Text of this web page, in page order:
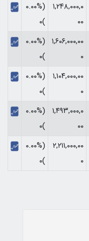
۱,۲۴۸,۰۰۰,۰
۰۰
(۰.۰۰%
)۰
۱,۶۰۶,۰۰۰,۰۰
۰
(۰.۰۰%
)۰
۱,۱۰۴,۰۰۰,۰۰
۰
(۰.۰۰%
)۰
۱,۴۹۳,۰۰۰,۰
۰۰
(۰.۰۰%
)۰
۲,۲۱۱,۰۰۰,۰۰
۰
(۰.۰۰%
)۰